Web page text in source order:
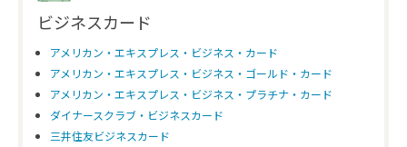
ビジネスカード
アメリカン・エキスプレス・ビジネス・カード
アメリカン・エキスプレス・ビジネス・ゴールド・カード
アメリカン・エキスプレス・ビジネス・プラチナ・カード
ダイナースクラブ・ビジネスカード
三井住友ビジネスカード